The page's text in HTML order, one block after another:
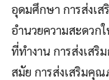
อุดมศึกษา การส่งเส
อำนวยความสะดวก
ที่ทำงาน การส่งเสริ
สมัย การส่งเสริมคุ